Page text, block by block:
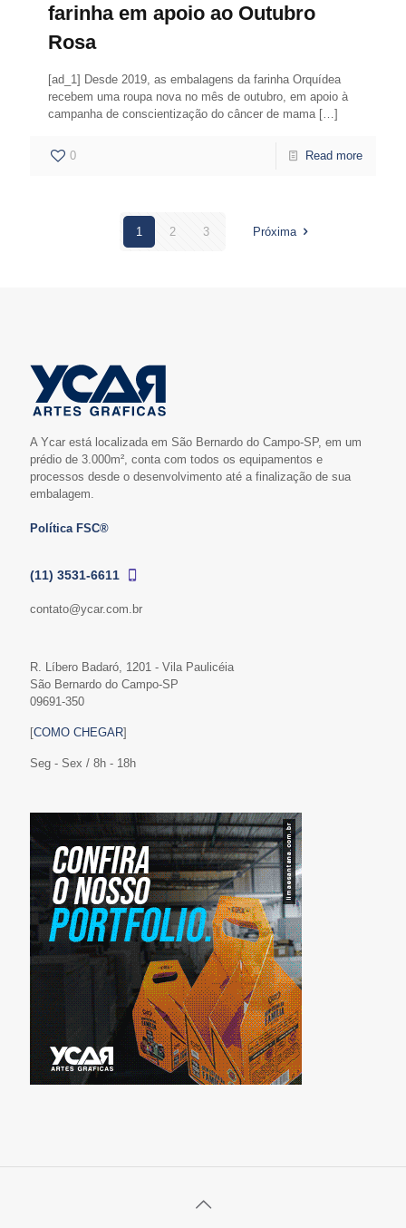
farinha em apoio ao Outubro
Rosa
[ad_1] Desde 2019, as embalagens da farinha Orquídea
recebem uma roupa nova no mês de outubro, em apoio à
campanha de conscientização do câncer de mama […]
0 Read more
1 2 3 Próxima
A Ycar está localizada em São Bernardo do Campo-SP, em um
prédio de 3.000m², conta com todos os equipamentos e
processos desde o desenvolvimento até a finalização de sua
embalagem.
Política FSC®
(11) 3531-6611
contato@ycar.com.br
R. Líbero Badaró, 1201 - Vila Paulicéia
São Bernardo do Campo-SP
09691-350
[COMO CHEGAR]
Seg - Sex / 8h - 18h